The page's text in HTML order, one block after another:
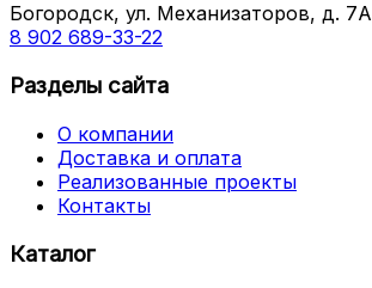
Богородск, ул. Механизаторов, д. 7А
8 902 689-33-22
Разделы сайта
О компании
Доставка и оплата
Реализованные проекты
Контакты
Каталог